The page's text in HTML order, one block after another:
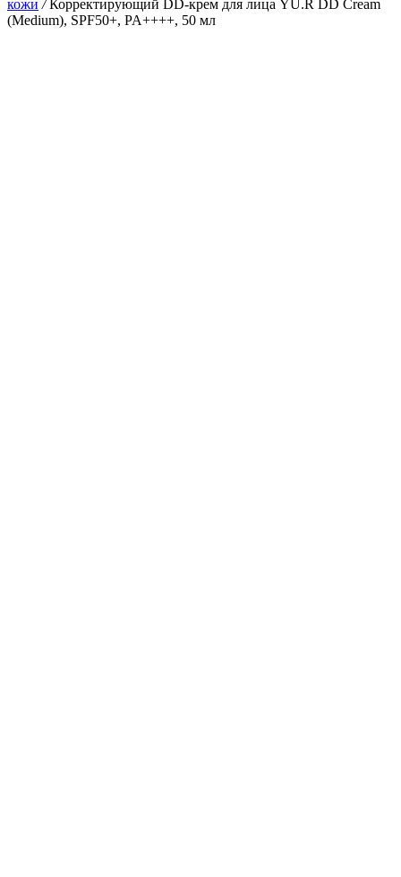
кожи / Корректирующий DD-крем для лица YU.R DD Cream
(Medium), SPF50+, PA++++, 50 мл